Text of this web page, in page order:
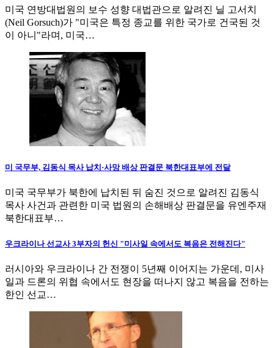
미국 연방대법원의 보수 성향 대법관으로 알려진 닐 고서치
(Neil Gorsuch)가 "미국은 특정 종교를 위한 국가로 건국된 것
이 아니"라며, 미국…
미 국무부, 김동식 목사 납치·사망 배상 판결문 북한대표부에 전달
미국 국무부가 북한에 납치된 뒤 숨진 것으로 알려진 김동식
목사 사건과 관련한 미국 법원의 손해배상 판결문을 유엔주재
북한대표부…
우크라이나 선교사 3부자의 헌신 "미사일 속에서도 복음은 전해진다"
러시아와 우크라이나 간 전쟁이 5년째 이어지는 가운데, 미사
일과 드론의 위협 속에서도 현장을 떠나지 않고 복음을 전하는
한인 선교…